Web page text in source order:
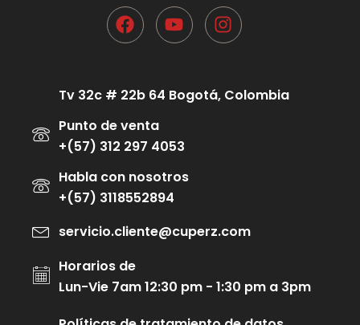
Tv 32c # 22b 64 Bogotá, Colombia
Punto de venta
+(57) 312 297 4053
Habla con nosotros
+(57) 3118552894
servicio.cliente@cuperz.com
Horarios de
Lun-Vie 7am 12:30 pm - 1:30 pm a 3pm